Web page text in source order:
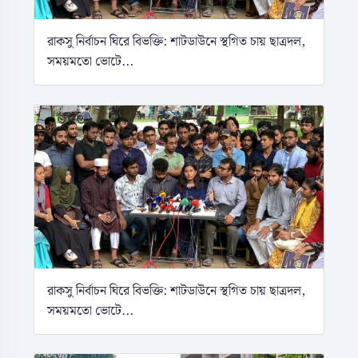
রাকসু নির্বাচন ঘিরে বিভক্তি: শাটডাউনে স্থগিত চায় ছাত্রদল,
সময়মতো ভোটে...
রাকসু নির্বাচন ঘিরে বিভক্তি: শাটডাউনে স্থগিত চায় ছাত্রদল,
সময়মতো ভোটে...